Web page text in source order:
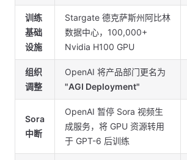
训练
基础
设施
Stargate 德克萨斯州阿比林
数据中心，100,000+
Nvidia H100 GPU
组织
调整
OpenAI 将产品部门更名为
"AGI Deployment"
Sora
中断
OpenAI 暂停 Sora 视频生
成服务，将 GPU 资源转用
于 GPT-6 后训练